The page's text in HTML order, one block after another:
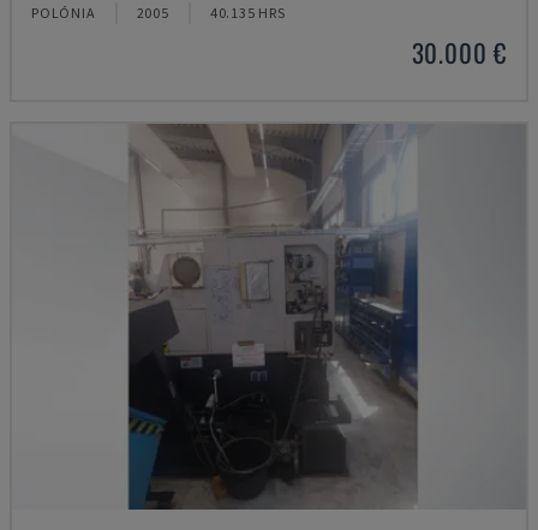
POLÓNIA 2005 40.135 HRS
30.000 €